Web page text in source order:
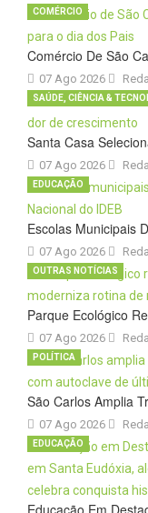
Comércio De São
07 Ago 2026
COMÉRCIO
Santa Casa
07 Ago 2026
SAÚDE, CIÊNCIA &
Escolas Municipais
07 Ago 2026
EDUCAÇÃO
Parque Ecológico
07 Ago 2026
OUTRAS NOTÍCIAS
São Carlos Amplia
07 Ago 2026
POLÍTICA
Educação Em
EDUCAÇÃO